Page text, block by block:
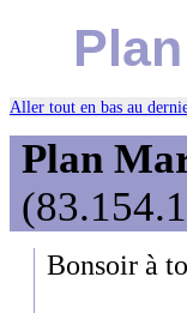
Aller tout en bas au
Plan
Bonsoir à